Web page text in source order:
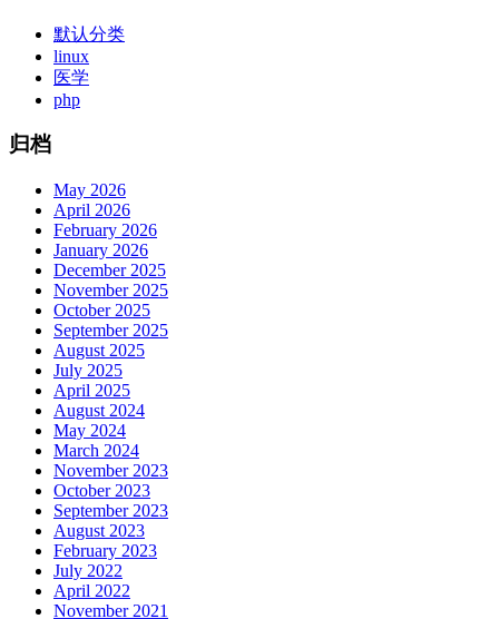
默认分类
linux
医学
php
归档
May 2026
April 2026
February 2026
January 2026
December 2025
November 2025
October 2025
September 2025
August 2025
July 2025
April 2025
August 2024
May 2024
March 2024
November 2023
October 2023
September 2023
August 2023
February 2023
July 2022
April 2022
November 2021